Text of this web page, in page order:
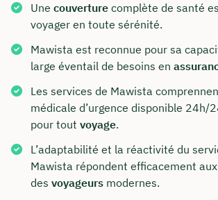
Une couverture complète de santé
voyager en toute sérénité.
Mawista est reconnue pour sa
large éventail de besoins en
Les services de Mawista
médicale d’urgence disponible 24h/
pour tout voyage.
L’adaptabilité et la réactivité du
Mawista répondent efficacement
des voyageurs modernes.